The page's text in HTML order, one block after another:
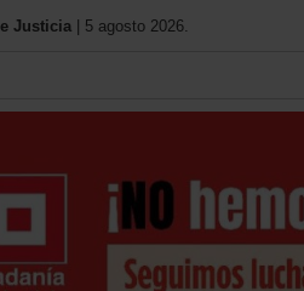
Justicia | 5 agosto 2026.